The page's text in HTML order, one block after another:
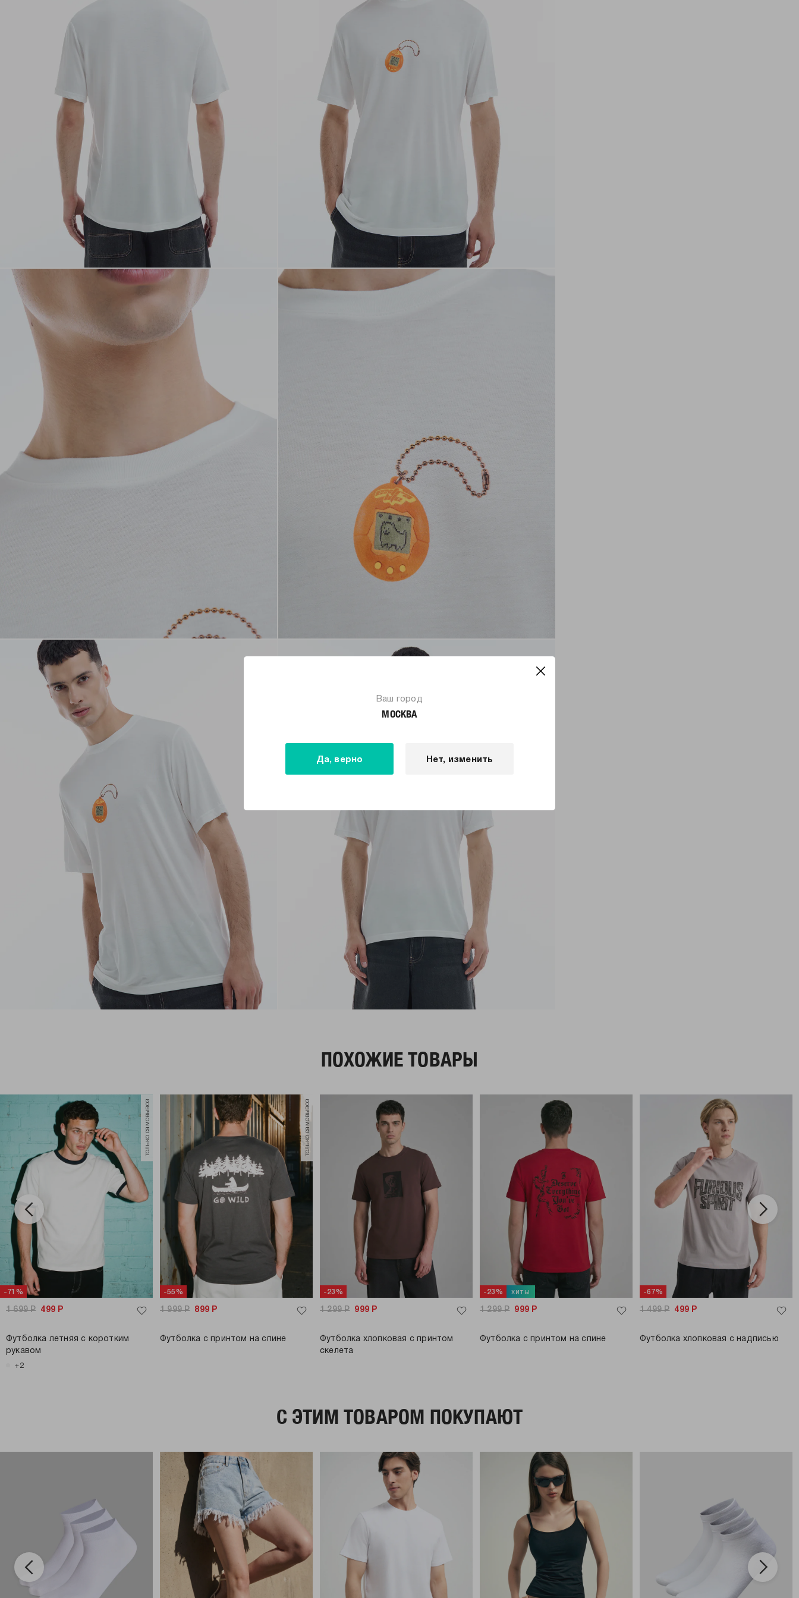
Ваш город
МОСКВА
Да, верно Нет, изменить
ПОХОЖИЕ ТОВАРЫ
-71%
только самовывоз
1 699Р 499 Р
Футболка летняя с коротким
рукавом
+2
-55%
только самовывоз
1 999Р 899 Р
Футболка с принтом на спине
-23%
1 299Р 999 Р
Футболка хлопковая с принтом
скелета
-23% хиты
1 299Р 999 Р
Футболка с принтом на спине
-67%
1 499Р 499 Р
Футболка хлопковая с надписью
C ЭТИМ ТОВАРОМ ПОКУПАЮТ